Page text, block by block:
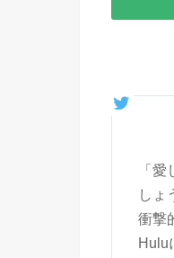
「
しょ
衝撃
Hulu